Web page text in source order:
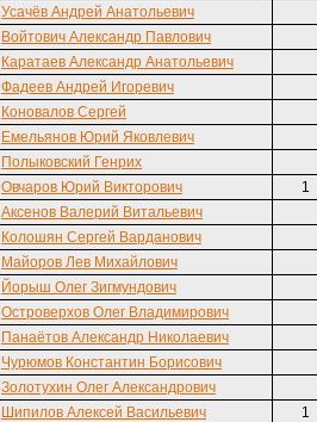
Усачёв Андрей Анатольевич
Войтович Александр Павлович
Каратаев Александр Анатольевич
Фадеев Андрей Игоревич
Коновалов Сергей
Емельянов Юрий Яковлевич
Полыковский Генрих
Овчаров Юрий Викторович
1
Аксенов Валерий Витальевич
Колошян Сергей Варданович
Майоров Лев Михайлович
Йорыш Олег Зигмундович
Островерхов Олег Владимирович
Панаётов Александр Николаевич
Чурюмов Константин Борисович
Золотухин Олег Александрович
Шипилов Алексей Васильевич
1